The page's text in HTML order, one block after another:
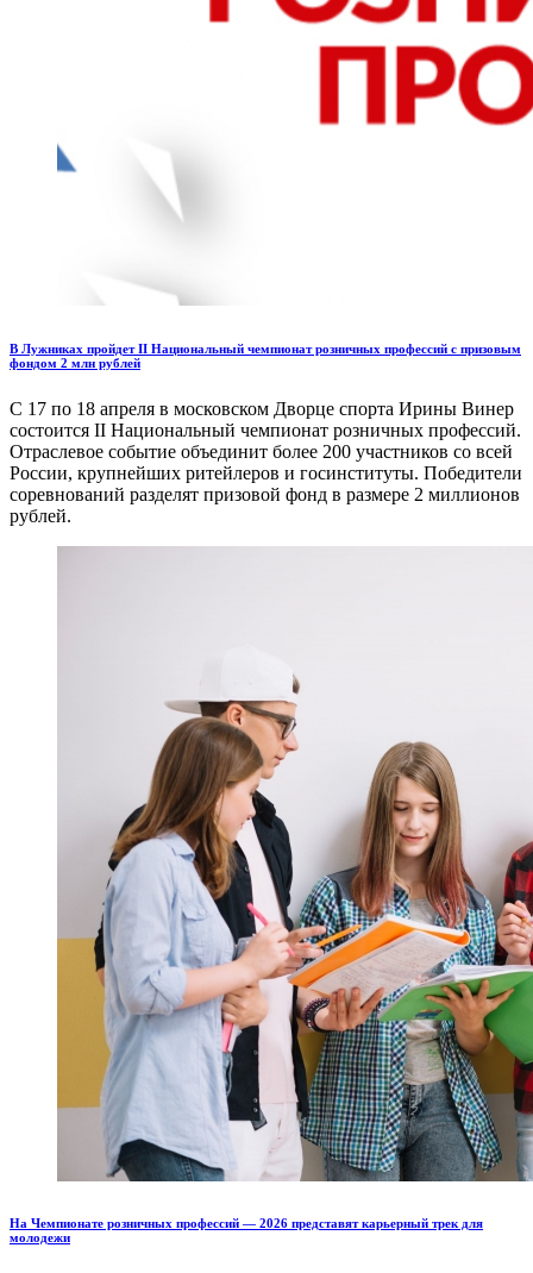
В Лужниках пройдет II Национальный чемпионат розничных профессий с призовым
фондом 2 млн рублей
С 17 по 18 апреля в московском Дворце спорта Ирины Винер
состоится II Национальный чемпионат розничных профессий.
Отраслевое событие объединит более 200 участников со всей
России, крупнейших ритейлеров и госинституты. Победители
соревнований разделят призовой фонд в размере 2 миллионов
рублей.
На Чемпионате розничных профессий — 2026 представят карьерный трек для
молодежи